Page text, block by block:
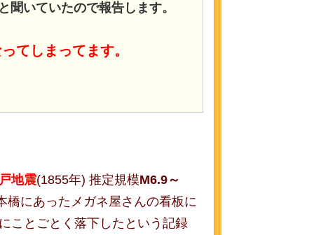
いていたので報告します。
てしまってます。
地震(1855年) 推定規模M6.9～
橋にあったメガネ屋さんの看板に
ことごとく落下したという記録